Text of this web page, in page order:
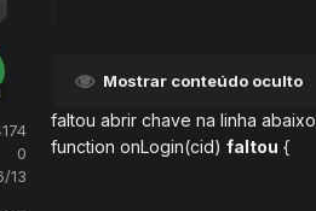
0
13
Mostrar conteúdo oculto
faltou abrir chave na linha abaixo
function onLogin(cid) faltou {